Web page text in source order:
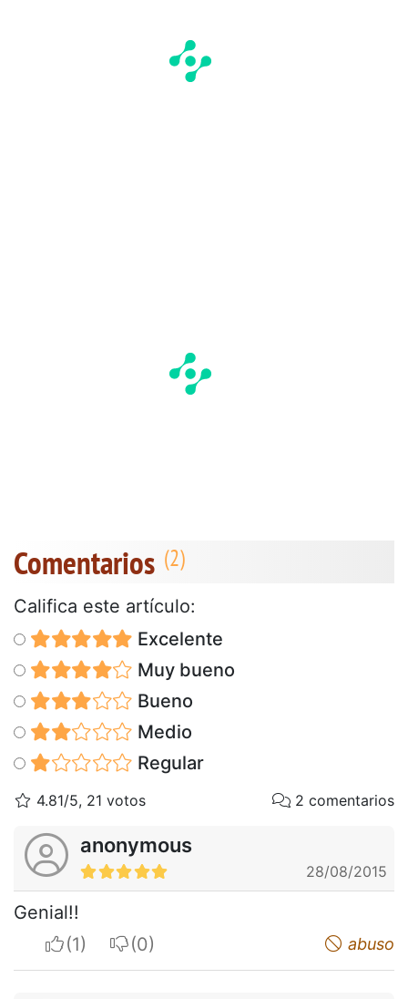
Comentarios
Califica este artículo:
Excelente
Muy bueno
Bueno
Medio
Regular
4.81/5, 21 votos 2 comentarios
anonymous
28/08/2015
Genial!!
I apreciateI do not appreciate abuso